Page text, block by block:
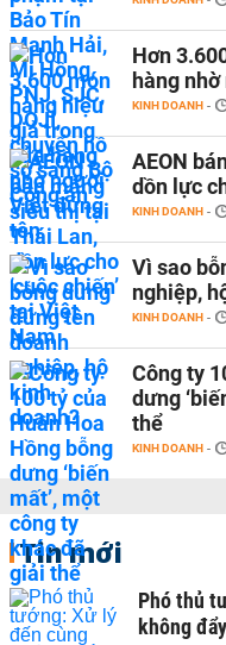
Hơn
hàng
KINH DOANH -
AEON
dồn lực
KINH DOANH -
Vì sao
nghiệp,
KINH DOANH -
Công ty
dưng
thể
KINH DOANH -
Tin mới
Phó thủ
không